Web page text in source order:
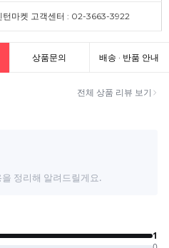
턴마켓 고객센터 : 02-3663-3922
상품문의 배송 · 반품 안내